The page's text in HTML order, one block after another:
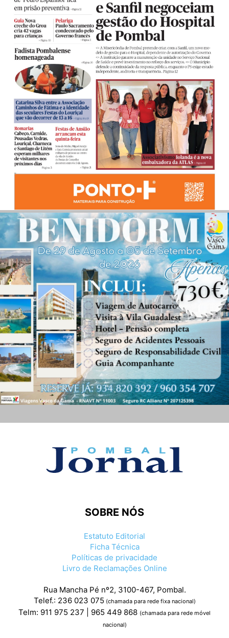
SOBRE NÓS
Estatuto Editorial
Ficha Técnica
Políticas de privacidade
Livro de Reclamações Online
Rua Mancha Pé nº2, 3100-467, Pombal.
Telef.: 236 023 075 (chamada para rede fixa nacional)
Telm: 911 975 237 | 965 449 868 (chamada para rede móvel
nacional)